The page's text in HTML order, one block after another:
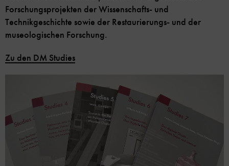
Forschungsprojekten der Wissenschafts- und
Technikgeschichte sowie der Restaurierungs- und der
museologischen Forschung.
Zu den DM Studies